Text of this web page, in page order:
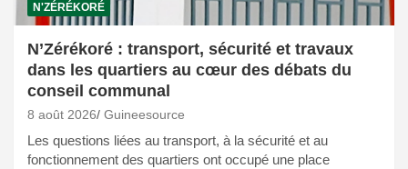
N'ZÉRÉKORÉ
N’Zérékoré : transport, sécurité et travaux
dans les quartiers au cœur des débats du
conseil communal
8 août 2026 Guineesource
Les questions liées au transport, à la sécurité et au
fonctionnement des quartiers ont occupé une place